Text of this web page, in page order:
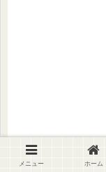
メニュー ホーム